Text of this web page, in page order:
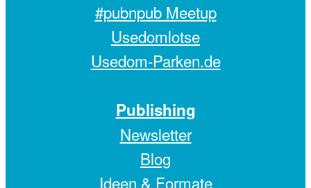
#pubnpub Meetup
Usedomlotse
Usedom-Parken.de
Publishing
Newsletter
Blog
Ideen & Formate